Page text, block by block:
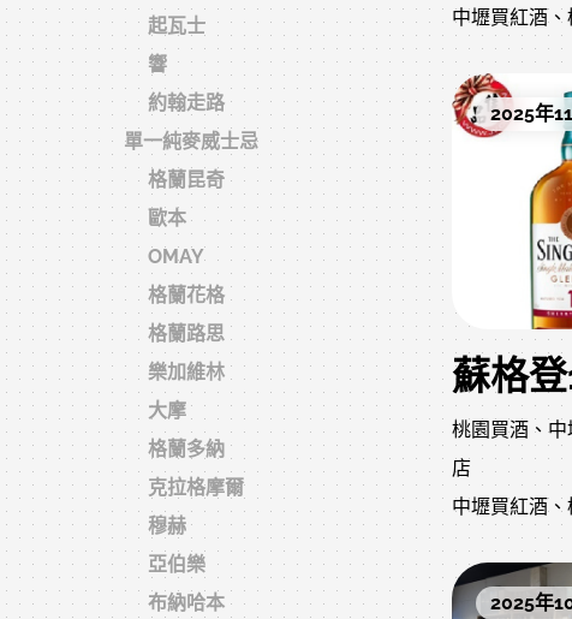
起瓦士
響
約翰走路
單一純麥威士忌
格蘭昆奇
歐本
OMAY
格蘭花格
格蘭路思
樂加維林
大摩
格蘭多納
克拉格摩爾
穆赫
亞伯樂
布納哈本
中壢買紅酒
專賣店
桃園附近洋酒
酒、謝師宴
送禮洋酒推
收藏級威士
選、紅酒如
清酒種類差
洋酒保存方法
網站頁面優
園中壢洋酒
業通路
描述：桃園
提供威士忌
酒類。婚宴
2025年
桃園買酒、
店
中壢買紅酒
專賣店
桃園附近洋
2025年